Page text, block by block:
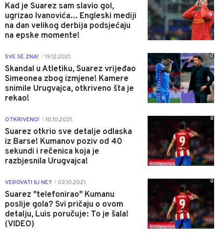
Kad je Suarez sam slavio gol,
ugrizao Ivanovića... Engleski mediji
na dan velikog derbija podsjećaju
na epske momente!
SVE SE ZNA! 19.12.2021.
Skandal u Atletiku, Suarez vrijeđao
Simeonea zbog izmjene! Kamere
snimile Urugvajca, otkriveno šta je
rekao!
0
OTKRIVENO! 10.10.2021.
Suarez otkrio sve detalje odlaska
iz Barse! Kumanov poziv od 40
sekundi i rečenica koja je
razbjesnila Urugvajca!
0
VEROVATI ILI NE? 03.10.2021.
Suarez "telefonirao" Kumanu
poslije gola? Svi pričaju o ovom
detalju, Luis poručuje: To je šala!
(VIDEO)
0